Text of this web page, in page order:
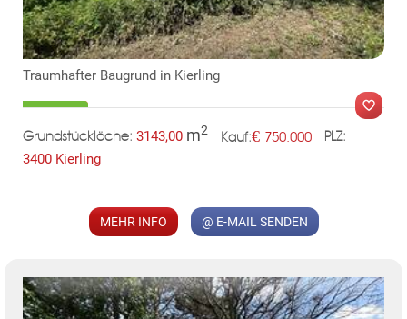
KLIS
Traumhafter Baugrund in Kierling
Grundstückläche: 3143,00 m2 Kauf:€ 750.000 PLZ:
3400 Kierling
MEHR INFO @ E-MAIL SENDEN